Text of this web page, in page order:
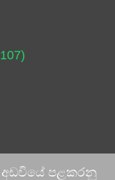
අඩවියේ පළකරනු